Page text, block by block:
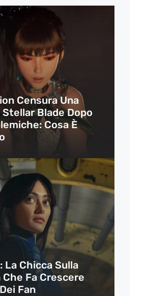
Censura Una
Stellar Blade Dopo
Cosa È
La Chicca Sulla
Fa Crescere
Fan